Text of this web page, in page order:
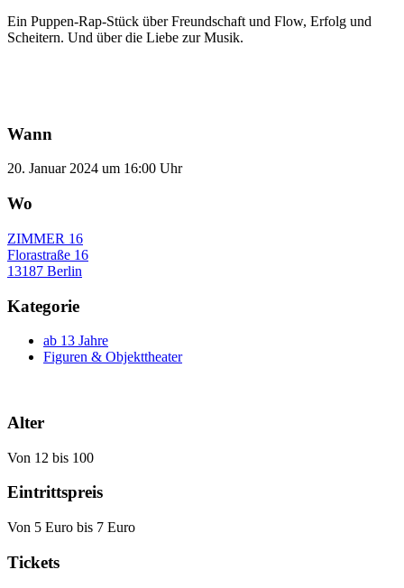
Ein Puppen-Rap-Stück über Freundschaft und Flow, Erfolg und
Scheitern. Und über die Liebe zur Musik.
Wann
20. Januar 2024 um 16:00 Uhr
Wo
ZIMMER 16
Florastraße 16
13187 Berlin
Kategorie
ab 13 Jahre
Figuren & Objekttheater
Alter
Von 12 bis 100
Eintrittspreis
Von 5 Euro bis 7 Euro
Tickets